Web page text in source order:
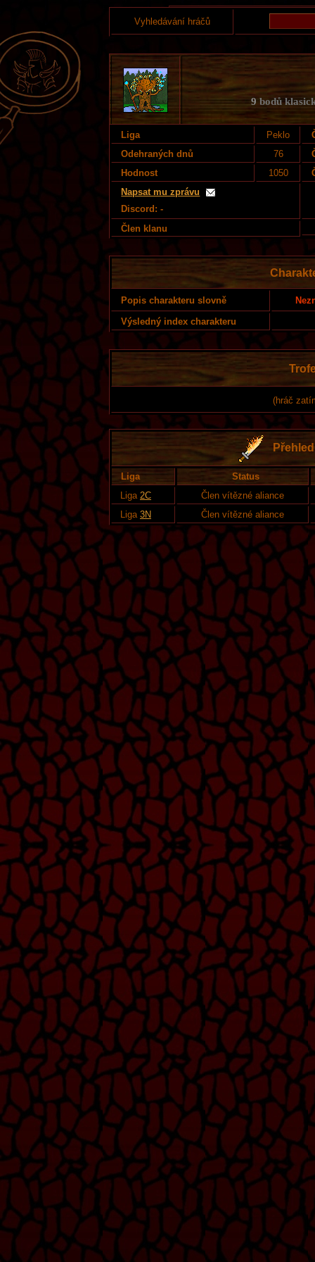
Vyhledávání hráčů
9 bodů
Liga Peklo
Odehraných dnů
76
Hodnost
1050
Napsat mu zprávu
Discord: -
Člen klanu
Popis charakteru slovně
Výsledný index charakteru
(hráč
Liga
Status
Liga 2C
Člen vítězné aliance
Liga 3N Člen vítězné aliance